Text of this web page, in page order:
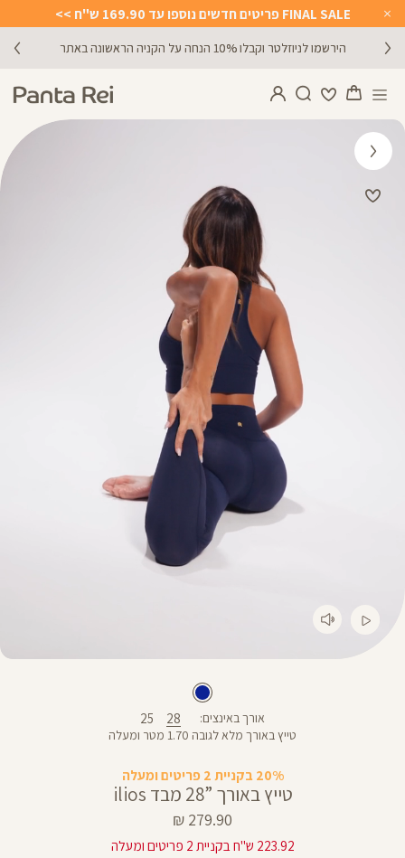
Close
Timer
FINAL SALE פריטים חדשים נוספו עד 169.90 ש"ח >>
הירשמו לניוזלטר וקבלו 10% הנחה על הקניה הראשונה באתר
20% בקניית 2 פריטים ומעלה
טייץ באורך ”28 מבד ilios
מחיר
מוצר
279.90 ₪
223.92 ש"ח בקניית 2 פריטים ומעלה
אורך באינצים 28
25
טייץ באורך מלא לגובה 1.70 מטר ומעלה